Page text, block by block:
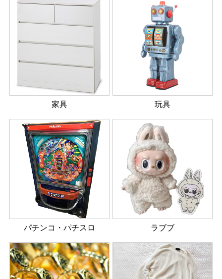
家具 玩具
パチンコ・パチスロ ラブブ